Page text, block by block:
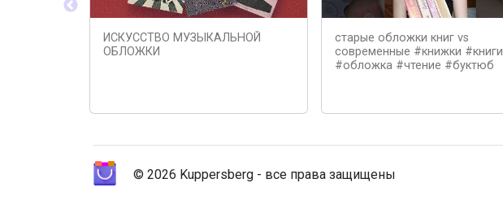
ИСКУССТВО МУЗЫКАЛЬНОЙ
ОБЛОЖКИ
старые обложки книг vs
современные #книжки #книги
#обложка #чтение #буктюб
© 2026 Kuppersberg - все права защищены